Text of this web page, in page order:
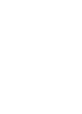
Einfach